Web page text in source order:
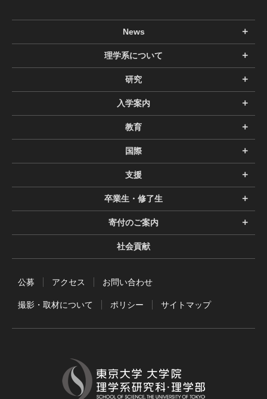
News
理学系について
研究
入学案内
教育
国際
支援
卒業生・修了生
寄付のご案内
社会貢献
公募 アクセス お問い合わせ
撮影・取材について ポリシー サイトマップ